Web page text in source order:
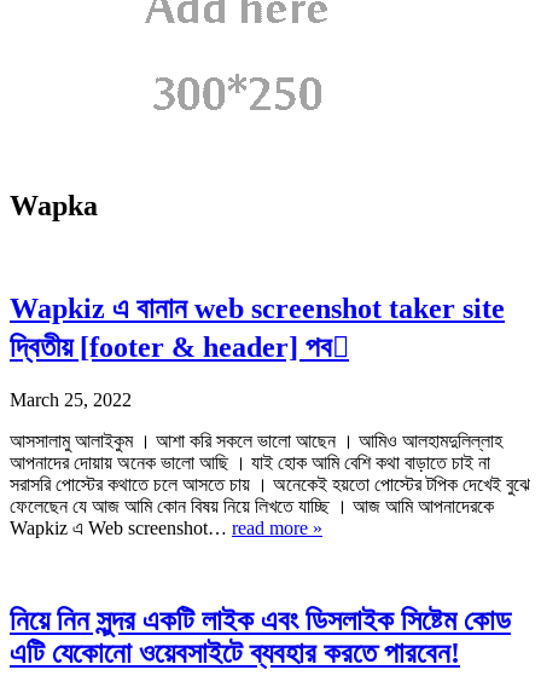
Wapka
Wapkiz এ বানান web screenshot taker site
দ্বিতীয় [footer & header] পব
March 25, 2022
আসসালামু আলাইকুম । আশা করি সকলে ভালো আছেন । আমিও আলহামদুলিল্লাহ
আপনাদের দোয়ায় অনেক ভালো আছি । যাই হোক আমি বেশি কথা বাড়াতে চাই না
সরাসরি পোস্টের কথাতে চলে আসতে চায় । অনেকেই হয়তো পোস্টের টপিক দেখেই বুঝে
ফেলেছেন যে আজ আমি কোন বিষয় নিয়ে লিখতে যাচ্ছি । আজ আমি আপনাদেরকে
Wapkiz এ Web screenshot… read more »
নিয়ে নিন সুন্দর একটি লাইক এবং ডিসলাইক সিষ্টেম কোড
এটি যেকোনো ওয়েবসাইটে ব্যবহার করতে পারবেন!